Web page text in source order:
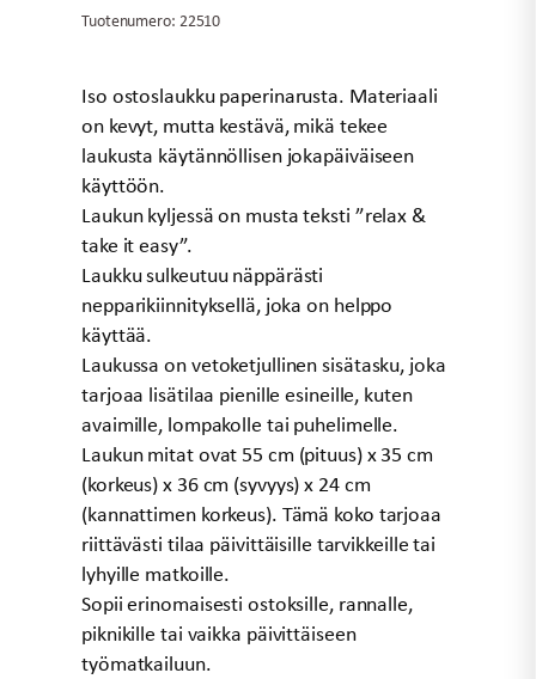
hinta
hinta
Tuotenumero: 22510
Iso ostoslaukku paperinarusta. Materiaali
on kevyt, mutta kestävä, mikä tekee
laukusta käytännöllisen jokapäiväiseen
käyttöön.
Laukun kyljessä on musta teksti ”relax &
take it easy”.
Laukku sulkeutuu näppärästi
nepparikiinnityksellä, joka on helppo
käyttää.
Laukussa on vetoketjullinen sisätasku, joka
tarjoaa lisätilaa pienille esineille, kuten
avaimille, lompakolle tai puhelimelle.
Laukun mitat ovat 55 cm (pituus) x 35 cm
(korkeus) x 36 cm (syvyys) x 24 cm
(kannattimen korkeus). Tämä koko tarjoaa
riittävästi tilaa päivittäisille tarvikkeille tai
lyhyille matkoille.
Sopii erinomaisesti ostoksille, rannalle,
piknikille tai vaikka päivittäiseen
työmatkailuun.